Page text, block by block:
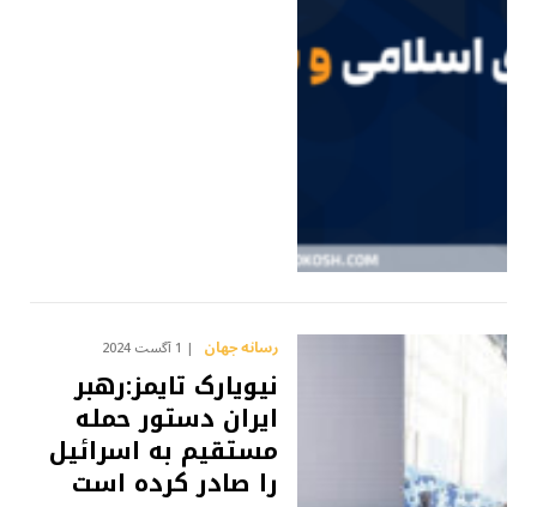
رسانه جهان 1 آگست 2024
نیویارک تایمز:رهبر
ایران دستور حمله
مستقیم به اسرائیل
را صادر کرده است